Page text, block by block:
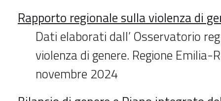
Rapporto regionale sulla violenza di
Dati elaborati dall’ Osservatorio
violenza di genere. Regione Emilia-
novembre 2024